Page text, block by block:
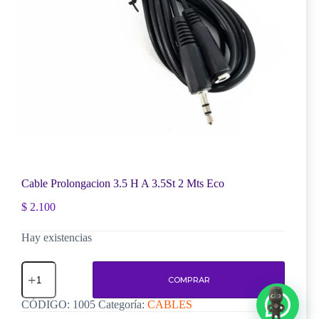
Cable Prolongacion 3.5 H A 3.5St 2 Mts Eco
$ 2.100
Hay existencias
Cable
Prolongacion
H
COMPRAR
CÓDIGO: 1005 Categoría: CABLES